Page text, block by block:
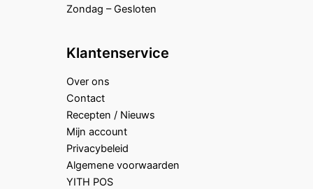
Zondag – Gesloten
Klantenservice
Over ons
Contact
Recepten / Nieuws
Mijn account
Privacybeleid
Algemene voorwaarden
YITH POS